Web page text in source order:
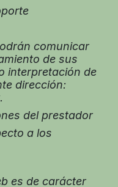
comunicar
de sus
interpretación de
dirección:
del prestador
a los
es de carácter